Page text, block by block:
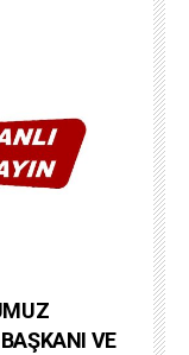
VE